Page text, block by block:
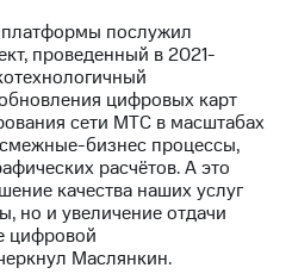
послужил
проведенный в 2021-
цифровых карт
сети МТС в масштабах
бизнес процессы,
расчётов. А это
качества наших услуг
но и увеличение отдачи
цифровой
Маслянкин.